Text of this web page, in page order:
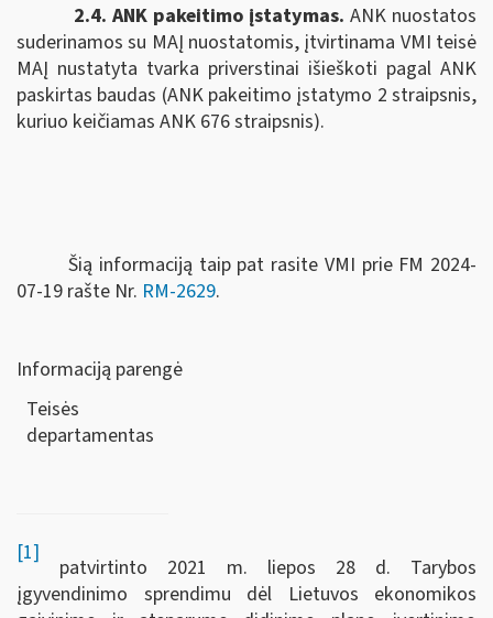
2.4. ANK pakeitimo įstatymas. ANK nuostatos
suderinamos su MAĮ nuostatomis, įtvirtinama VMI teisė
MAĮ nustatyta tvarka priverstinai išieškoti pagal ANK
paskirtas baudas (ANK pakeitimo įstatymo 2 straipsnis,
kuriuo keičiamas ANK 676 straipsnis).
Šią informaciją taip pat rasite VMI prie FM 2024-
07-19 rašte Nr. RM-2629.
Informaciją parengė
Teisės
[1]
patvirtinto 2021 m. liepos 28 d. Tarybos
įgyvendinimo sprendimu dėl Lietuvos ekonomikos